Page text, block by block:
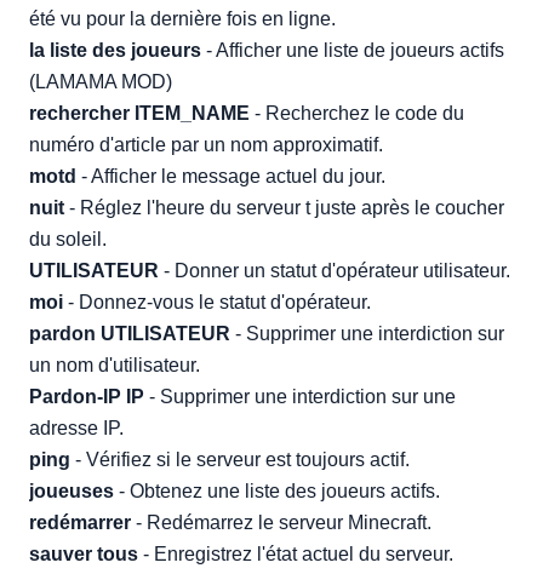
été vu pour la dernière fois en ligne.
la liste des joueurs - Afficher une liste de joueurs actifs
(LAMAMA MOD)
rechercher ITEM_NAME - Recherchez le code du
numéro d'article par un nom approximatif.
motd - Afficher le message actuel du jour.
nuit - Réglez l'heure du serveur t juste après le coucher
du soleil.
UTILISATEUR - Donner un statut d'opérateur utilisateur.
moi - Donnez-vous le statut d'opérateur.
pardon UTILISATEUR - Supprimer une interdiction sur
un nom d'utilisateur.
Pardon-IP IP - Supprimer une interdiction sur une
adresse IP.
ping - Vérifiez si le serveur est toujours actif.
joueuses - Obtenez une liste des joueurs actifs.
redémarrer - Redémarrez le serveur Minecraft.
sauver tous - Enregistrez l'état actuel du serveur.